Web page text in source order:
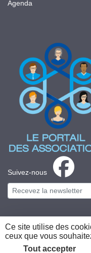
Suivez-nous
Agenda
Plateforme développée
Ce site utilise des
ceux que vous
Tout accepter